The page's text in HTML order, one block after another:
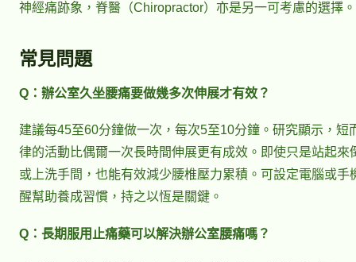
神經痛跡象，脊醫（Chiropractor）亦是另一可考慮的選擇。
常見問題
Q：辦公室久坐腰痛要做幾多次伸展才有效？
建議每45至60分鐘做一次，每次5至10分鐘。研究顯示，短
律的活動比偶爾一次長時間伸展更有成效。即使只是站起來
或上洗手間，也能有效減少腰椎壓力累積。可設定電腦或手
醒幫助養成習慣，持之以恆是關鍵。
Q：長期服用止痛藥可以解決辦公室腰痛嗎？